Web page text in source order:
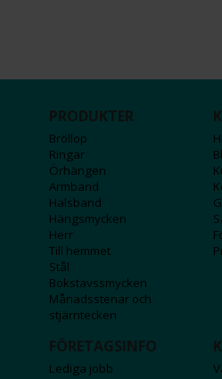
PRODUKTER
Bröllop
Ringar
Örhängen
Armband
Halsband
Hängsmycken
Herr
Till hemmet
Stål
Bokstavssmycken
Månadsstenar och
stjärntecken
FÖRETAGSINFO
Lediga jobb